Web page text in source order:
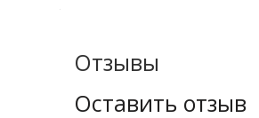
Отзывы
Оставить отзыв